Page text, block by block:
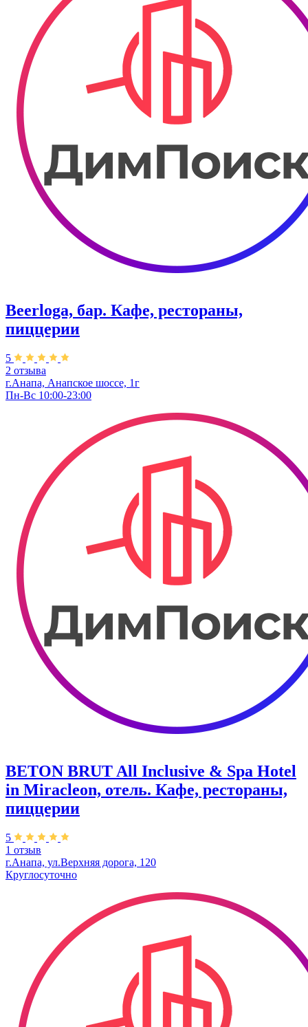
Beerloga, бар. Кафе, рестораны,
пиццерии
5
2 отзыва
г.Анапа, Анапское шоссе, 1г
Пн-Вс 10:00-23:00
BETON BRUT All Inclusive & Spa Hotel
in Miracleon, отель. Кафе, рестораны,
пиццерии
5
1 отзыв
г.Анапа, ул.Верхняя дорога, 120
Круглосуточно